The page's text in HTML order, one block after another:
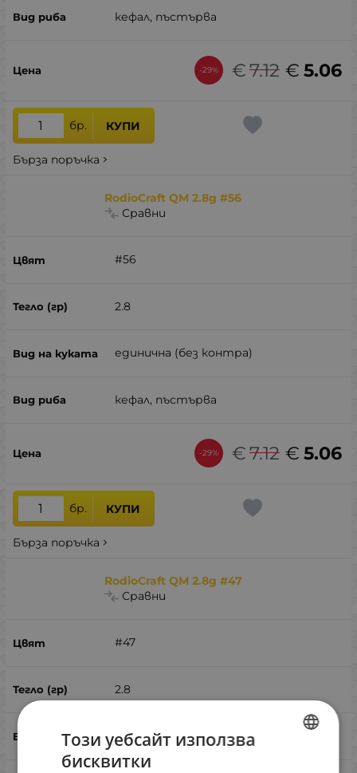
кефал, пъстърва
-29% 7.12
€ 5.06
€
бр. КУПИ
Бърза поръчка
RodioCraft QM 2.8g #56
Сравни
#56
2.8
единична (без контра)
кефал, пъстърва
-29% 7.12
€ 5.06
€
бр. КУПИ
Бърза поръчка
RodioCraft QM 2.8g #47
Сравни
#47
2.8
единична (без контра)
Този уебсайт използва
бисквитки